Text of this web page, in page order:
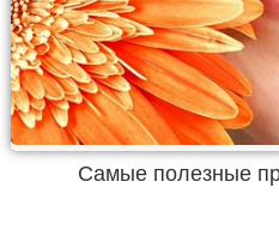
Самые полезные